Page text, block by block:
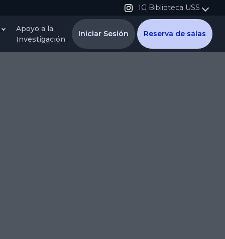
IG Biblioteca USS
Apoyo a la
Investigación
Iniciar Sesión Reserva de salas